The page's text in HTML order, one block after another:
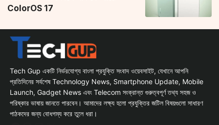
ColorOS 17
Tech Gup একটি নির্ভরযোগ্য বাংলা প্রযুক্তি সংবাদ ওয়েবসাইট, যেখানে আপনি
প্রতিদিনের সর্বশেষ Technology News, Smartphone Update, Mobile
Launch, Gadget News এবং Telecom সংক্রান্ত গুরুত্বপূর্ণ তথ্য সহজ ও
পরিষ্কার ভাষায় জানতে পারবেন। আমাদের লক্ষ্য হলো প্রযুক্তির জটিল বিষয়গুলো সাধারণ
পাঠকদের জন্য বোধগম্য করে তুলে ধরা।